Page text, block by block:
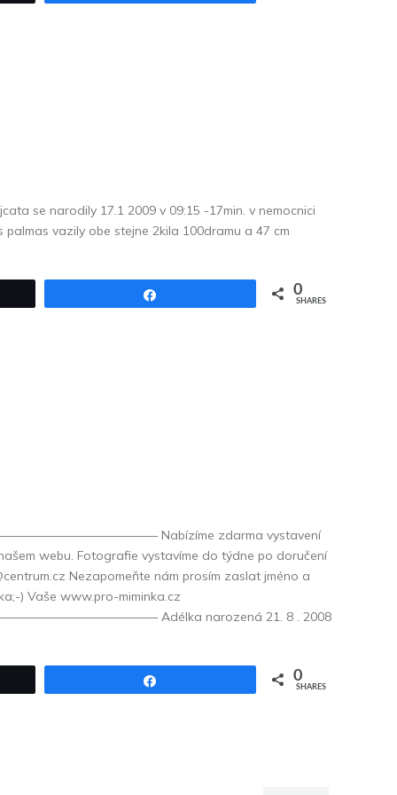
se narodily 17.1 2009 v 09:15 -17min. v nemocnici
vazily obe stejne 2kila 100dramu a 47 cm
0
SHARES
Nabízíme zdarma vystavení
webu. Fotografie vystavíme do týdne po doručení
Nezapomeňte nám prosím zaslat jméno a
) Vaše www.pro-miminka.cz
Adélka narozená 21. 8 . 2008
0
SHARES